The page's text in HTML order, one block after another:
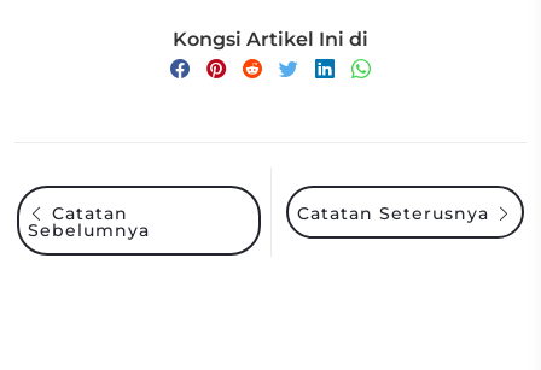
Kongsi Artikel Ini di
Catatan Seterusnya
Catatan
Sebelumnya